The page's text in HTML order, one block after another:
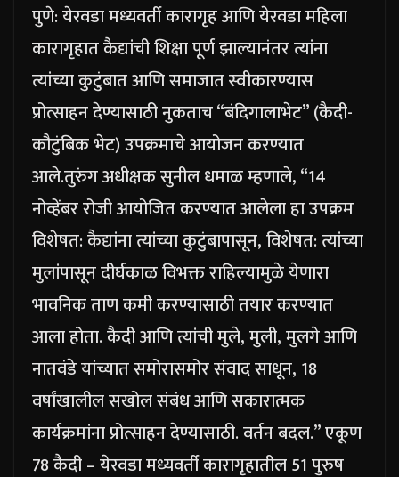
पुणे: येरवडा मध्यवर्ती कारागृह आणि येरवडा महिला
कारागृहात कैद्यांची शिक्षा पूर्ण झाल्यानंतर त्यांना
त्यांच्या कुटुंबात आणि समाजात स्वीकारण्यास
प्रोत्साहन देण्यासाठी नुकताच “बंदिगालाभेट” (कैदी-
कौटुंबिक भेट) उपक्रमाचे आयोजन करण्यात
आले.तुरुंग अधीक्षक सुनील धमाळ म्हणाले, “14
नोव्हेंबर रोजी आयोजित करण्यात आलेला हा उपक्रम
विशेषत: कैद्यांना त्यांच्या कुटुंबापासून, विशेषत: त्यांच्या
मुलांपासून दीर्घकाळ विभक्त राहिल्यामुळे येणारा
भावनिक ताण कमी करण्यासाठी तयार करण्यात
आला होता. कैदी आणि त्यांची मुले, मुली, मुलगे आणि
नातवंडे यांच्यात समोरासमोर संवाद साधून, 18
वर्षांखालील सखोल संबंध आणि सकारात्मक
कार्यक्रमांना प्रोत्साहन देण्यासाठी. वर्तन बदल.”एकूण
78 कैदी – येरवडा मध्यवर्ती कारागृहातील 51 पुरुष